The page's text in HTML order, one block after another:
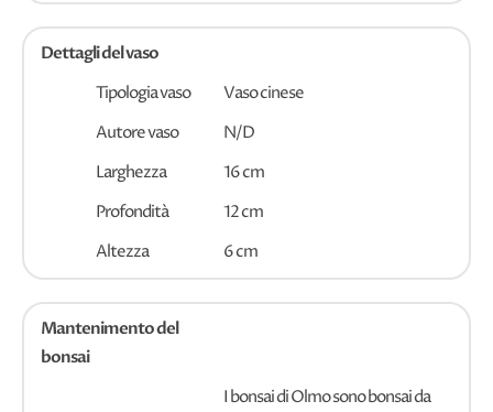
Dettagli del vaso
Tipologia vaso
Vaso cinese
Autore vaso
N/D
Larghezza
16 cm
Profondità
12 cm
Altezza
6 cm
Mantenimento del
bonsai
I bonsai di Olmo sono bonsai da